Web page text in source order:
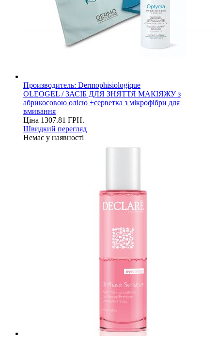
Производитель: Dermophisiologique
OLEOGEL / ЗАСІБ ДЛЯ ЗНЯТТЯ МАКІЯЖУ з
абрикосовою олією +серветка з мікрофібри для
вмивання
Ціна 1307.81 ГРН.
Швидкий перегляд
Немає у наявності